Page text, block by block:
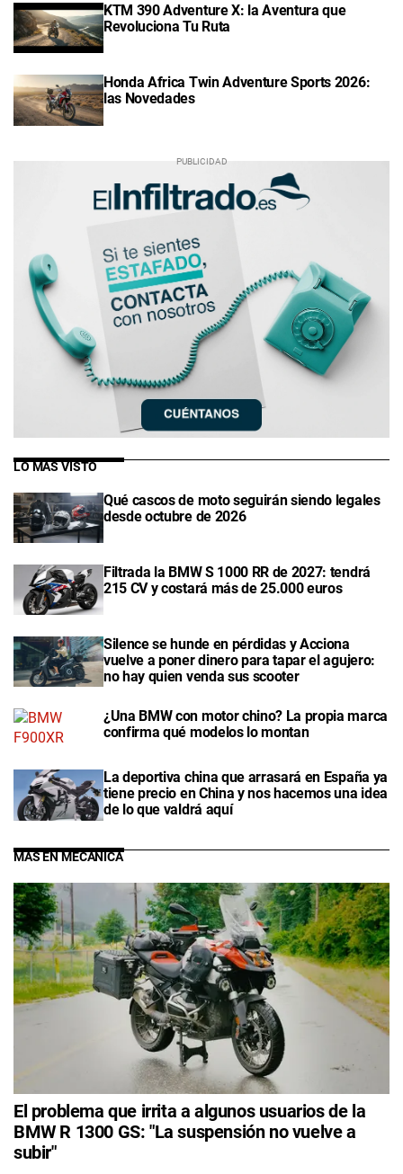
KTM 390 Adventure X: la Aventura que
Revoluciona Tu Ruta
Honda Africa Twin Adventure Sports 2026:
las Novedades
LO MÁS VISTO
Qué cascos de moto seguirán siendo legales
desde octubre de 2026
Filtrada la BMW S 1000 RR de 2027: tendrá
215 CV y costará más de 25.000 euros
Silence se hunde en pérdidas y Acciona
vuelve a poner dinero para tapar el agujero:
no hay quien venda sus scooter
¿Una BMW con motor chino? La propia marca
confirma qué modelos lo montan
La deportiva china que arrasará en España ya
tiene precio en China y nos hacemos una idea
de lo que valdrá aquí
MÁS EN MECÁNICA
El problema que irrita a algunos usuarios de la
BMW R 1300 GS: "La suspensión no vuelve a
subir"